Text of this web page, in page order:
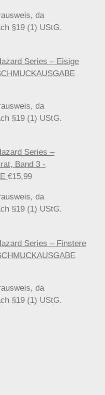
da
§19 (1) UStG.
Series – Eisige
da
§19 (1) UStG.
Series –
Band 3 -
€15,99
da
§19 (1) UStG.
Series – Finstere
da
§19 (1) UStG.